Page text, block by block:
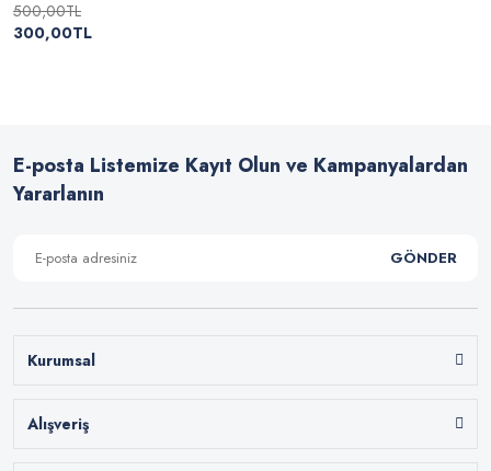
500,00TL
300,00TL
E-posta Listemize Kayıt Olun ve Kampanyalardan
Yararlanın
GÖNDER
Kurumsal
Alışveriş